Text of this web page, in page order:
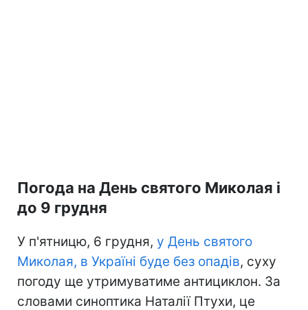
Погода на День святого Миколая і
до 9 грудня
У п'ятницю, 6 грудня, у День святого
Миколая, в Україні буде без опадів, суху
погоду ще утримуватиме антициклон. За
словами синоптика Наталії Птухи, це